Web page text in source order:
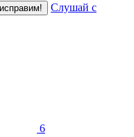
Слушай с
6